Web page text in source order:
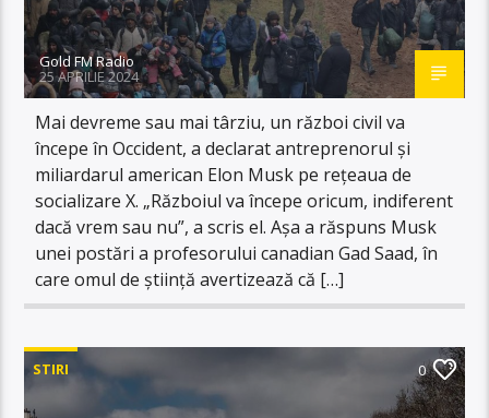
Gold FM Radio
25 APRILIE 2024
Mai devreme sau mai târziu, un război civil va
începe în Occident, a declarat antreprenorul și
miliardarul american Elon Musk pe rețeaua de
socializare X. „Războiul va începe oricum, indiferent
dacă vrem sau nu”, a scris el. Așa a răspuns Musk
unei postări a profesorului canadian Gad Saad, în
care omul de știință avertizează că […]
STIRI 0